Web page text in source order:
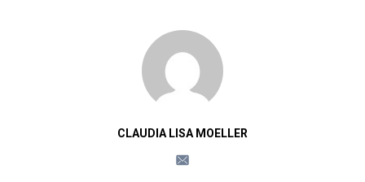
CLAUDIA LISA MOELLER